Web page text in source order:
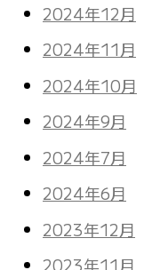
2024年12月
2024年11月
2024年10月
2024年9月
2024年7月
2024年6月
2023年12月
2023年11月